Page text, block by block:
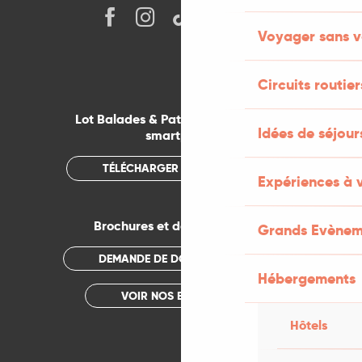
Voyager sans
Circuits
Idées de
Expériences à
Grands
Hébergements
Hôtels
Lot Balades & Patrimoines sur votre
smartphone
TÉLÉCHARGER L'APPLICATION
Brochures et documentations
DEMANDE DE DOCUMENTATION
VOIR NOS BROCHURES